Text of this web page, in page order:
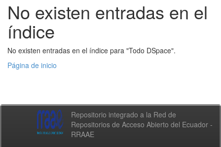
No existen entradas en el
índice
No existen entradas en el índice para "Todo DSpace".
Página de inicio
Repositorio integrado a la Red de
Repositorios de Acceso Abierto del Ecuador -
RRAAE